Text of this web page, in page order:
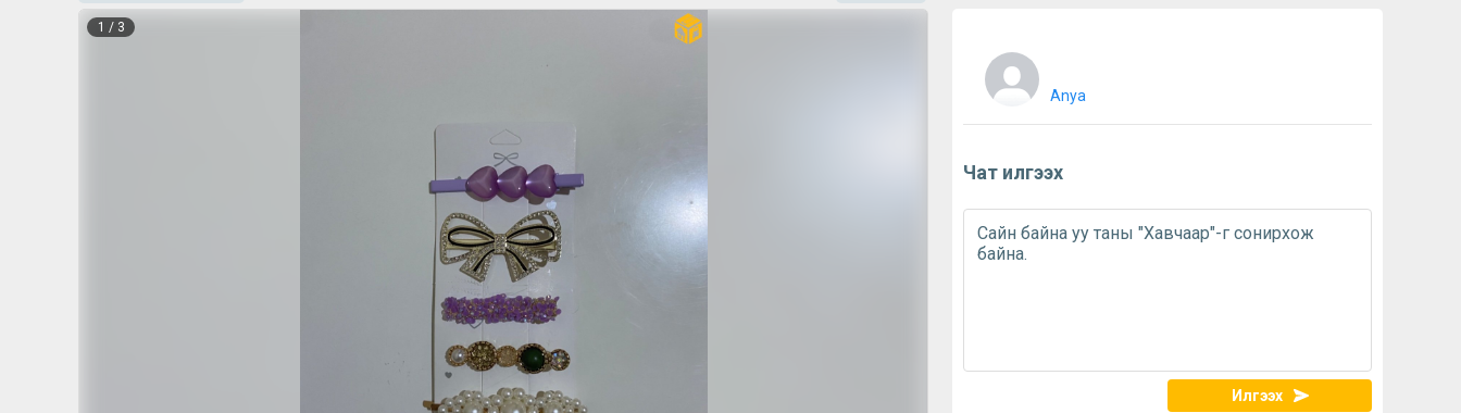
1 / 3
Anya
Чат илгээх
Илгээх